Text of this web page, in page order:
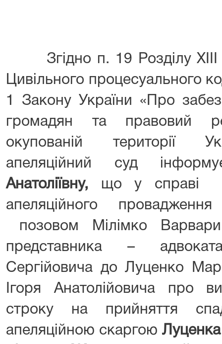
Згідно п. 19 Розділу XIII
Цивільного процесуального
1 Закону України «Про
громадян та правовий
окупованій території
апеляційний суд
Анатоліївну, що у
апеляційного
позовом Мілімко
представника –
Сергійовича до Луценко
Ігоря Анатолійовича про
строку на прийняття
апеляційною скаргою Луценка